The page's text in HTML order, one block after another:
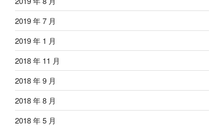
2019 年 7 月
2019 年 1 月
2018 年 11 月
2018 年 9 月
2018 年 8 月
2018 年 5 月